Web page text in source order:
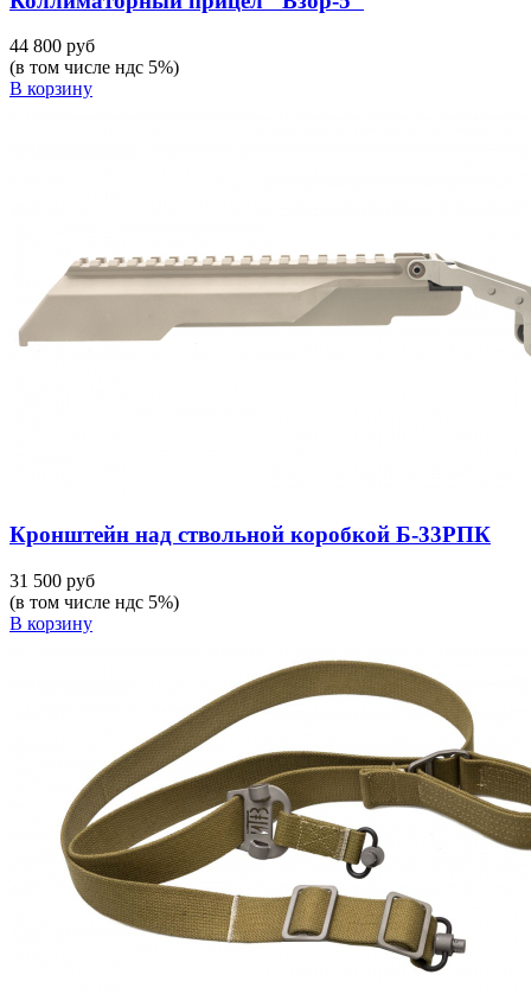
44 800 руб
(в том числе ндс 5%)
В корзину
Кронштейн над ствольной коробкой Б-33РПК
31 500 руб
(в том числе ндс 5%)
В корзину